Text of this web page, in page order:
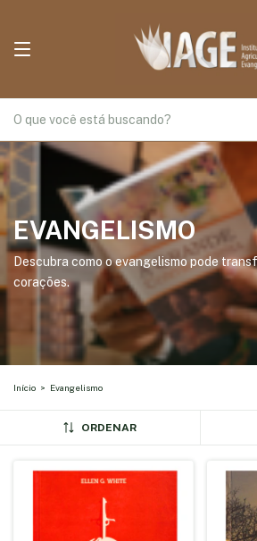
EVANGELISMO
Descubra como o evangelismo pode
corações.
Início > Evangelismo
ORDENAR